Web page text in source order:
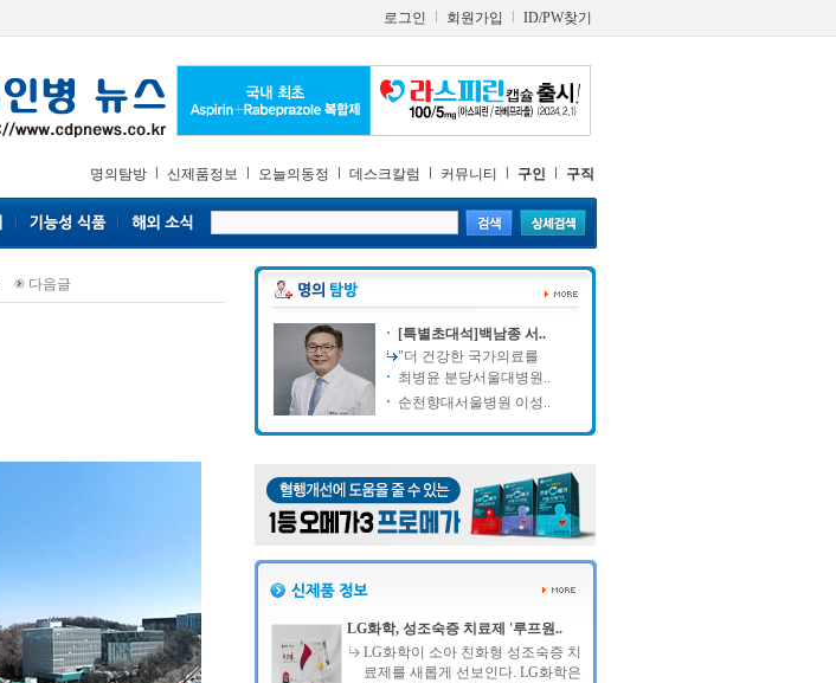
로그인 회원가입 ID/PW찾기
명의탐방 신제품정보 오늘의동정 데스크칼럼 커뮤니티 구인 구직
다음글
[특별초대석]백남종 서..
"더 건강한 국가의료를
최병윤 분당서울대병원..
순천향대서울병원 이성..
LG화학, 성조숙증 치료제 '루프원..
LG화학이 소아 친화형 성조숙증 치
료제를 새롭게 선보인다. LG화학은